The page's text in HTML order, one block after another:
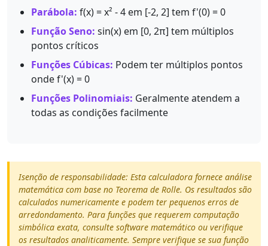
Parábola: f(x) = x² - 4 em [-2, 2] tem f'(0) = 0
Função Seno: sin(x) em [0, 2π] tem múltiplos
pontos críticos
Funções Cúbicas: Podem ter múltiplos pontos
onde f'(x) = 0
Funções Polinomiais: Geralmente atendem a
todas as condições facilmente
Isenção de responsabilidade: Esta calculadora fornece análise
matemática com base no Teorema de Rolle. Os resultados são
calculados numericamente e podem ter pequenos erros de
arredondamento. Para funções que requerem computação
simbólica exata, consulte software matemático ou verifique
os resultados analiticamente. Sempre verifique se sua função